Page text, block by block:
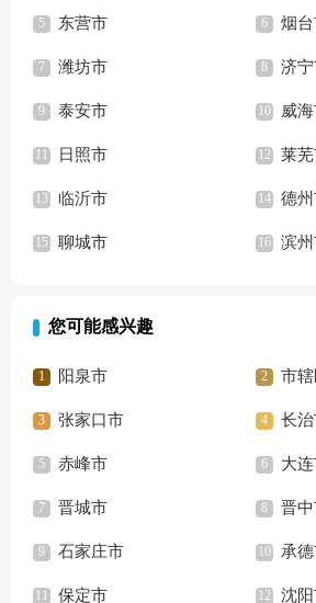
东营市 烟
潍坊市 济
泰安市 威
日照市 莱
临沂市 德
聊城市 滨
您可能感兴趣
阳泉市 市辖
张家口市 长
赤峰市 大
晋城市 晋
石家庄市 承
保定市 沈